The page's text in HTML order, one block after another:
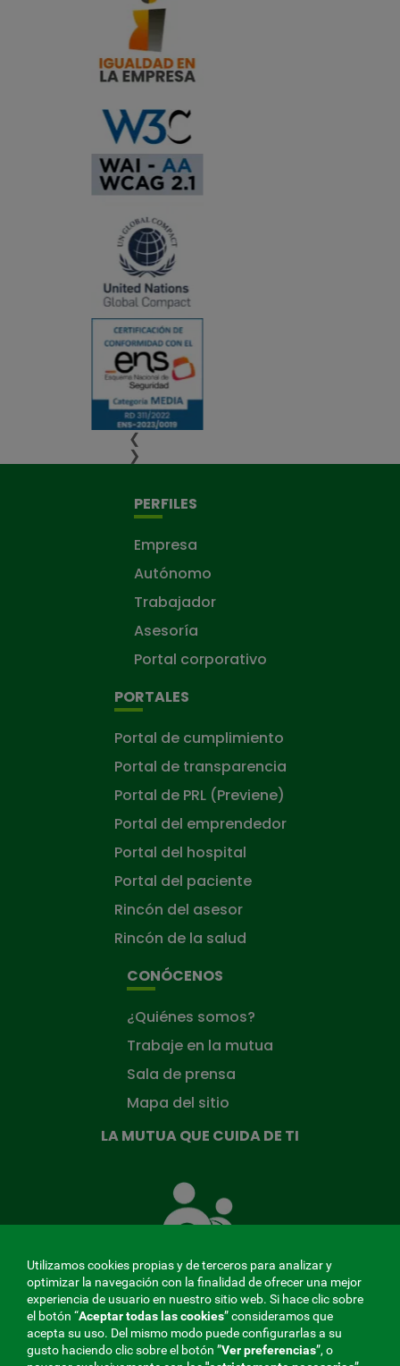
❮
❯
PERFILES
Empresa
Autónomo
Trabajador
Asesoría
Portal corporativo
PORTALES
Portal de cumplimiento
Portal de transparencia
Portal de PRL (Previene)
Portal del emprendedor
Portal del hospital
Portal del paciente
Rincón del asesor
Rincón de la salud
CONÓCENOS
¿Quiénes somos?
Trabaje en la mutua
Sala de prensa
Mapa del sitio
LA MUTUA QUE CUIDA DE TI
Mutua
que
ti
MENÚ
Utilizamos cookies propias y de terceros para analizar y
optimizar la navegación con la finalidad de ofrecer una mejor
experiencia de usuario en nuestro sitio web. Si hace clic sobre
el botón “Aceptar todas las cookies” consideramos que
acepta su uso. Del mismo modo puede configurarlas a su
gusto haciendo clic sobre el botón ”Ver preferencias”, o